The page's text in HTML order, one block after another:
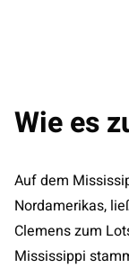
Wie es
Auf dem
Nordamerikas,
Clemens zum
Mississippi